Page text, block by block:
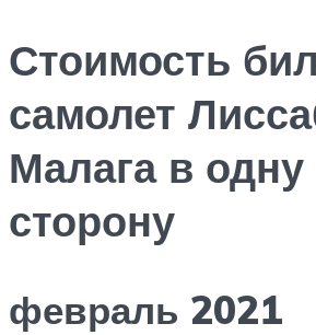
Стоимость
самолет
Малага в одну
сторону
февраль 2021